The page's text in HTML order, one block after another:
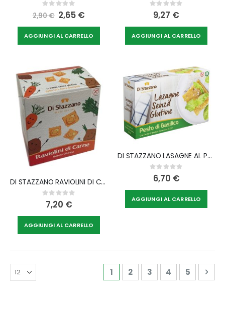
Rating:
0%
2,90 € Special
Price
2,65 €
AGGIUNGI AL CARRELLO
Rating:
0%
9,27 €
AGGIUNGI AL CARRELLO
DI STAZZANO RAVIOLINI DI CARNE 250 G
Rating:
0%
7,20 €
AGGIUNGI AL CARRELLO
DI STAZZANO LASAGNE AL PESTO 200 G
Rating:
0%
6,70 €
AGGIUNGI AL CARRELLO
Pagina
Attualmente stai leggendo
1 Pagina
2 Pagina
3 Pagina
4 Pagina
5